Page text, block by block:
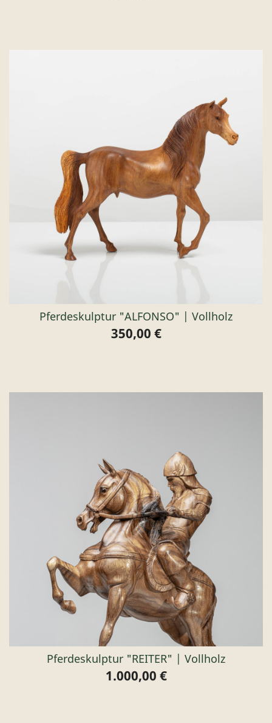
Pferdeskulptur "ALFONSO" | Vollholz
Preis
350,00 €
Pferdeskulptur "REITER" | Vollholz
Preis
1.000,00 €